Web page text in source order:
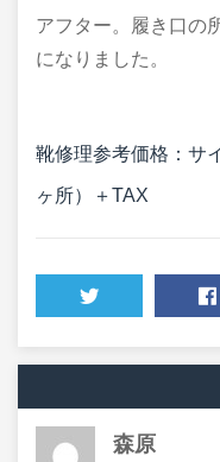
アフター。履き口の
になりました。
靴修理参考価格：サ
ヶ所）＋TAX
森原